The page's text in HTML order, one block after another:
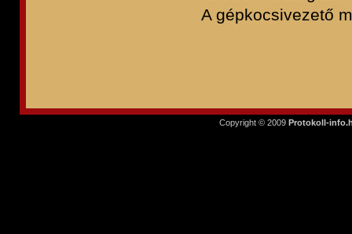
A gépkocsivezető
Copyright © 2009 Protokoll-